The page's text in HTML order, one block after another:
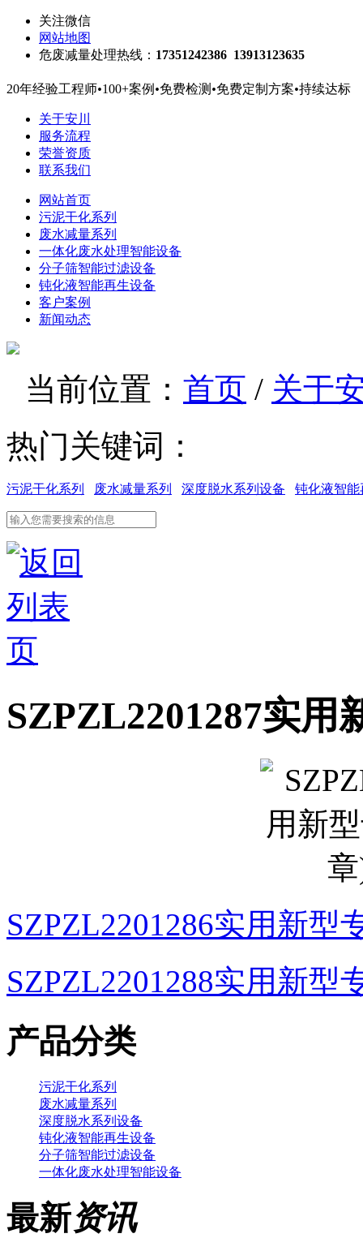
关注微信
网站地图
危废减量处理热线： 17351242386 13913123635
20年经验工程师•100+案例 •免费检测 •免费定制方案•持续达标
关于安川
服务流程
荣誉资质
联系我们
网站首页
污泥干化系列
废水减量系列
一体化废水处理智能设备
分子筛智能过滤设备
钝化液智能再生设备
客户案例
新闻动态
当前位置： 首页 / 关于
热门关键词：
污泥干化系列 废水减量系列 深度脱水系列设备 钝化液智能
SZPZL2201287实用
SZPZL2201286实用新型
SZPZL2201288实用新型
产品分类
污泥干化系列
废水减量系列
深度脱水系列设备
钝化液智能再生设备
分子筛智能过滤设备
一体化废水处理智能设备
最新资讯